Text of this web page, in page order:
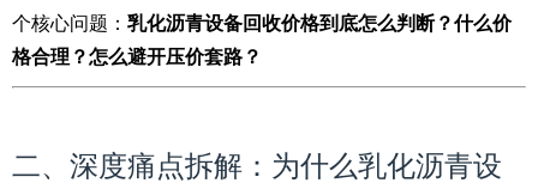
个核心问题： 乳化沥青设备回收价格到底怎么判断？什么价
格合理？怎么避开压价套路？
二、深度痛点拆解：为什么乳化沥青设